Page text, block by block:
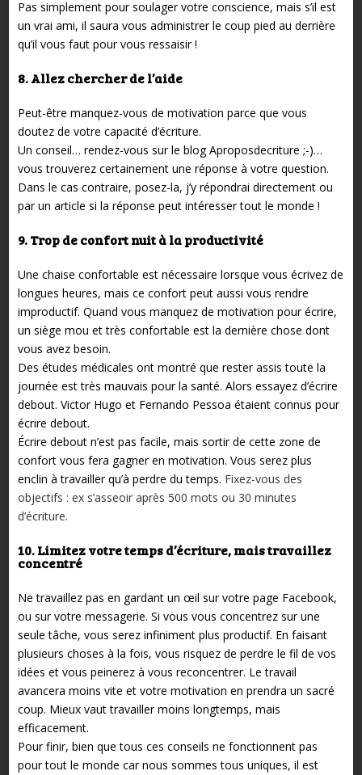
Pas simplement pour soulager votre conscience, mais s’il est
un vrai ami, il saura vous administrer le coup pied au derrière
qu’il vous faut pour vous ressaisir !
8. Allez chercher de l’aide
Peut-être manquez-vous de motivation parce que vous
doutez de votre capacité d’écriture.
Un conseil… rendez-vous sur le blog Aproposdecriture ;-)…
vous trouverez certainement une réponse à votre question.
Dans le cas contraire, posez-la, j’y répondrai directement ou
par un article si la réponse peut intéresser tout le monde !
9. Trop de confort nuit à la productivité
Une chaise confortable est nécessaire lorsque vous écrivez de
longues heures, mais ce confort peut aussi vous rendre
improductif. Quand vous manquez de motivation pour écrire,
un siège mou et très confortable est la dernière chose dont
vous avez besoin.
Des études médicales ont montré que rester assis toute la
journée est très mauvais pour la santé. Alors essayez d’écrire
debout. Victor Hugo et Fernando Pessoa étaient connus pour
écrire debout.
Écrire debout n’est pas facile, mais sortir de cette zone de
confort vous fera gagner en motivation. Vous serez plus
enclin à travailler qu’à perdre du temps. Fixez-vous des
objectifs : ex s’asseoir après 500 mots ou 30 minutes
d’écriture.
10. Limitez votre temps d’écriture, mais travaillez
concentré
Ne travaillez pas en gardant un œil sur votre page Facebook,
ou sur votre messagerie. Si vous vous concentrez sur une
seule tâche, vous serez infiniment plus productif. En faisant
plusieurs choses à la fois, vous risquez de perdre le fil de vos
idées et vous peinerez à vous reconcentrer. Le travail
avancera moins vite et votre motivation en prendra un sacré
coup. Mieux vaut travailler moins longtemps, mais
efficacement.
Pour finir, bien que tous ces conseils ne fonctionnent pas
pour tout le monde car nous sommes tous uniques, il est